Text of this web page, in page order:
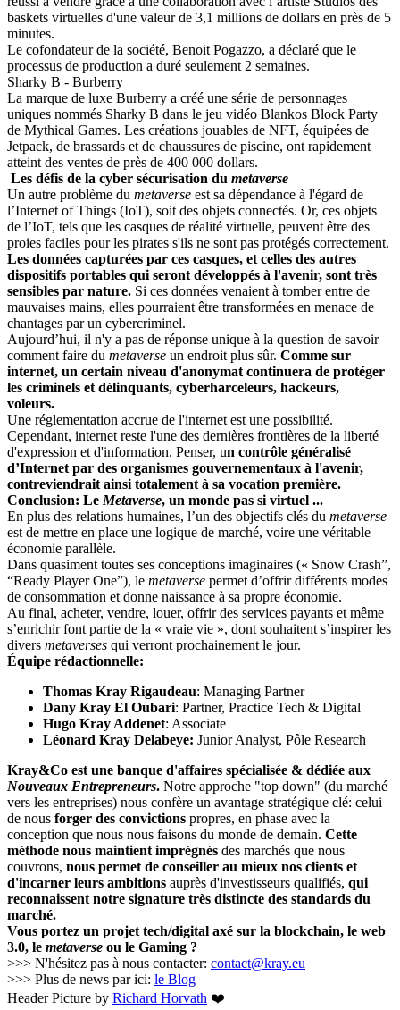
baskets virtuelles d'une valeur de 3,1 millions de dollars en près de 5
minutes.
Le cofondateur de la société, Benoit Pogazzo, a déclaré que le
processus de production a duré seulement 2 semaines.
Sharky B - Burberry
La marque de luxe Burberry a créé une série de personnages
uniques nommés Sharky B dans le jeu vidéo Blankos Block Party
de Mythical Games. Les créations jouables de NFT, équipées de
Jetpack, de brassards et de chaussures de piscine, ont rapidement
atteint des ventes de près de 400 000 dollars.
Les défis de la cyber sécurisation du metaverse
Un autre problème du metaverse est sa dépendance à l'égard de
l’Internet of Things (IoT), soit des objets connectés. Or, ces objets
de l’IoT, tels que les casques de réalité virtuelle, peuvent être des
proies faciles pour les pirates s'ils ne sont pas protégés correctement.
Les données capturées par ces casques, et celles des autres
dispositifs portables qui seront développés à l'avenir, sont très
sensibles par nature. Si ces données venaient à tomber entre de
mauvaises mains, elles pourraient être transformées en menace de
chantages par un cybercriminel.
Aujourd’hui, il n'y a pas de réponse unique à la question de savoir
comment faire du metaverse un endroit plus sûr. Comme sur
internet, un certain niveau d'anonymat continuera de protéger
les criminels et délinquants, cyberharceleurs, hackeurs,
voleurs.
Une réglementation accrue de l'internet est une possibilité.
Cependant, internet reste l'une des dernières frontières de la liberté
d'expression et d'information. Penser, un contrôle généralisé
d’Internet par des organismes gouvernementaux à l'avenir,
contreviendrait ainsi totalement à sa vocation première.
Conclusion: Le Metaverse, un monde pas si virtuel ...
En plus des relations humaines, l’un des objectifs clés du metaverse
est de mettre en place une logique de marché, voire une véritable
économie parallèle.
Dans quasiment toutes ses conceptions imaginaires (« Snow Crash”,
“Ready Player One”), le metaverse permet d’offrir différents modes
de consommation et donne naissance à sa propre économie.
Au final, acheter, vendre, louer, offrir des services payants et même
s’enrichir font partie de la « vraie vie », dont souhaitent s’inspirer les
divers metaverses qui verront prochainement le jour.
Équipe rédactionnelle:
Thomas Kray Rigaudeau: Managing Partner
Dany Kray El Oubari: Partner, Practice Tech & Digital
Hugo Kray Addenet: Associate
Léonard Kray Delabeye: Junior Analyst, Pôle Research
Kray&Co est une banque d'affaires spécialisée & dédiée aux
Nouveaux Entrepreneurs. Notre approche "top down" (du marché
vers les entreprises) nous confère un avantage stratégique clé: celui
de nous forger des convictions propres, en phase avec la
conception que nous nous faisons du monde de demain. Cette
méthode nous maintient imprégnés des marchés que nous
couvrons, nous permet de conseiller au mieux nos clients et
d'incarner leurs ambitions auprès d'investisseurs qualifiés, qui
reconnaissent notre signature très distincte des standards du
marché.
Vous portez un projet tech/digital axé sur la blockchain, le web
3.0, le metaverse ou le Gaming ?
>>> N'hésitez pas à nous contacter: contact@kray.eu
>>> Plus de news par ici: le Blog
Header Picture by Richard Horvath ❤️